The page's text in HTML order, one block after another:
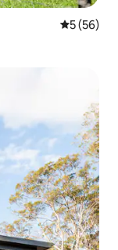
5 (56)